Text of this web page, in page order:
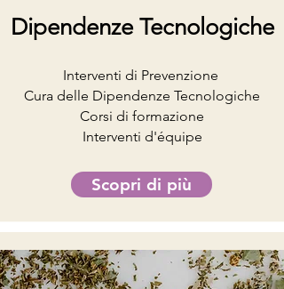
Dipendenze Tecnologiche
Interventi di Prevenzione
Cura delle Dipendenze Tecnologiche
Corsi di formazione
Interventi d'équipe
Scopri di più